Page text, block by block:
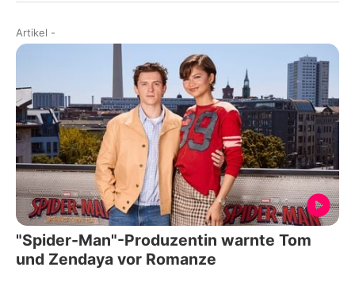
Artikel -
"Spider-Man"-Produzentin warnte Tom
und Zendaya vor Romanze